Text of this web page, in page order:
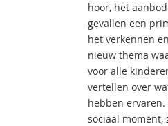
hoor, het
gevallen een
het verkennen
nieuw thema
voor alle
vertellen over
hebben
sociaal moment,